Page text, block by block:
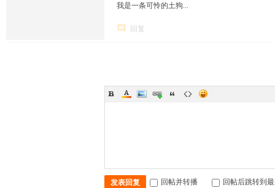
我是一条可怜的土狗...
回复
发表回复 回帖并转播 回帖后跳转到